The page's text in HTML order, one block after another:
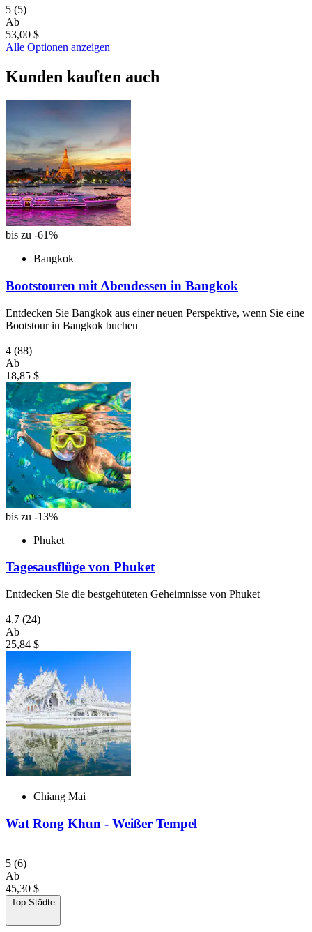
5 (5)
Ab
53,00 $
Alle Optionen anzeigen
Kunden kauften auch
bis zu -61%
Bangkok
Bootstouren mit Abendessen in Bangkok
Entdecken Sie Bangkok aus einer neuen Perspektive, wenn Sie eine
Bootstour in Bangkok buchen
4 (88)
Ab
18,85 $
bis zu -13%
Phuket
Tagesausflüge von Phuket
Entdecken Sie die bestgehüteten Geheimnisse von Phuket
4,7 (24)
Ab
25,84 $
Chiang Mai
Wat Rong Khun - Weißer Tempel
5 (6)
Ab
45,30 $
Top-Städte